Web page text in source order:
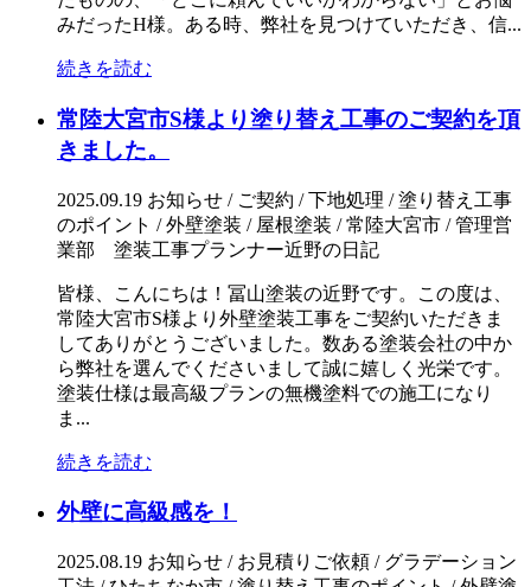
みだったH様。ある時、弊社を見つけていただき、信...
続きを読む
常陸大宮市S様より塗り替え工事のご契約を頂
きました。
2025.09.19 お知らせ / ご契約 / 下地処理 / 塗り替え工事
のポイント / 外壁塗装 / 屋根塗装 / 常陸大宮市 / 管理営
業部 塗装工事プランナー近野の日記
皆様、こんにちは！冨山塗装の近野です。この度は、
常陸大宮市S様より外壁塗装工事をご契約いただきま
してありがとうございました。数ある塗装会社の中か
ら弊社を選んでくださいまして誠に嬉しく光栄です。
塗装仕様は最高級プランの無機塗料での施工になり
ま...
続きを読む
外壁に高級感を！
2025.08.19 お知らせ / お見積りご依頼 / グラデーション